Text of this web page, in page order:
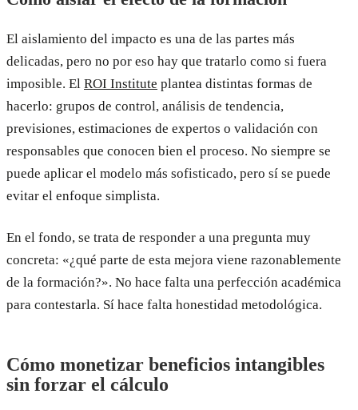
El aislamiento del impacto es una de las partes más
delicadas, pero no por eso hay que tratarlo como si fuera
imposible. El ROI Institute plantea distintas formas de
hacerlo: grupos de control, análisis de tendencia,
previsiones, estimaciones de expertos o validación con
responsables que conocen bien el proceso. No siempre se
puede aplicar el modelo más sofisticado, pero sí se puede
evitar el enfoque simplista.
En el fondo, se trata de responder a una pregunta muy
concreta: «¿qué parte de esta mejora viene razonablemente
de la formación?». No hace falta una perfección académica
para contestarla. Sí hace falta honestidad metodológica.
Cómo monetizar beneficios intangibles
sin forzar el cálculo